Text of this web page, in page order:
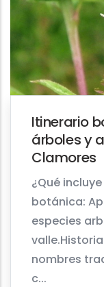
Itinerario
árboles y
Clamores
¿Qué
botánica:
especies
nombres
c...